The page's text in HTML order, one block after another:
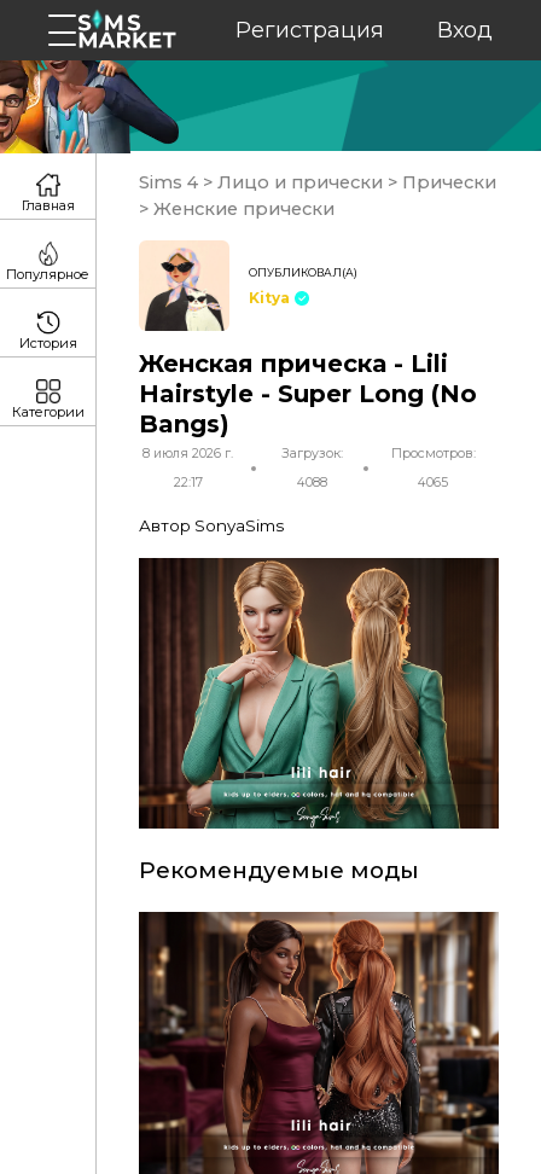
Регистрация Вход
Sims 4 > Лицо и прически > Прически
> Женские прически
ОПУБЛИКОВАЛ(А)
Kitya
Женская прическа - Lili
Hairstyle - Super Long (No
Bangs)
8 июля 2026 г.
22:17
Загрузок:
4088
Просмотров:
4065
Автор SonyaSims
Рекомендуемые моды
Главная
Популярное
История
Категории